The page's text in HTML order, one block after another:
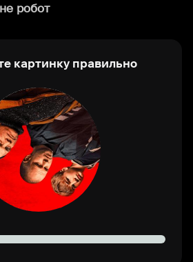
робот
картинку правильно